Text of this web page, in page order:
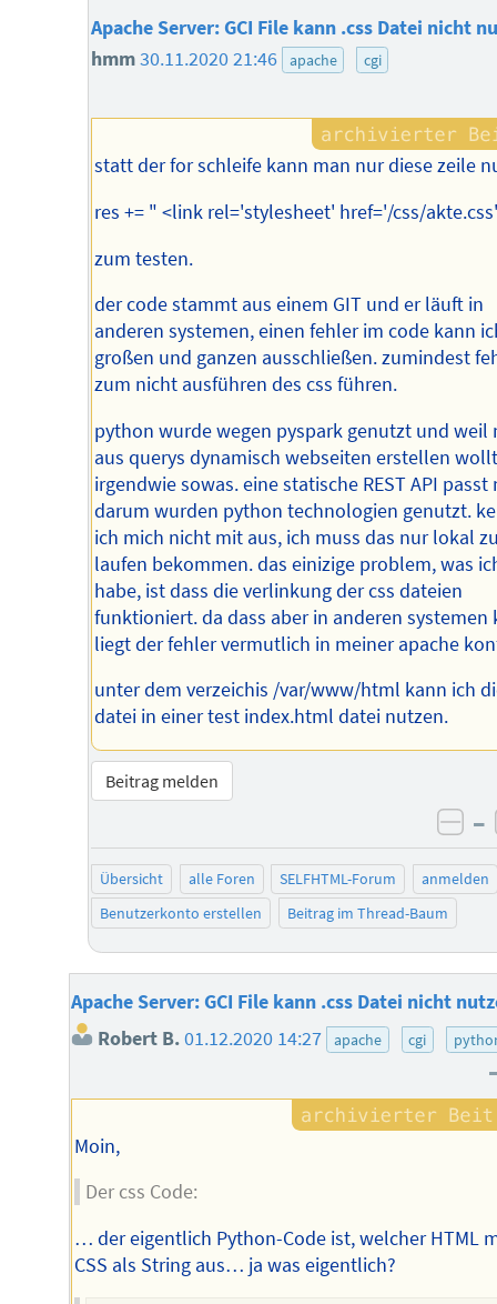
Apache Server: GCI File kann .css Datei nicht
hmm30.11.2020 21:46 apache cgi
statt der for schleife kann man nur diese zeile
res += " <link rel='stylesheet' href='/css/
zum testen.
der code stammt aus einem GIT und er läuft in
anderen systemen, einen fehler im code kann
großen und ganzen ausschließen. zumindest
zum nicht ausführen des css führen.
python wurde wegen pyspark genutzt und weil
aus querys dynamisch webseiten erstellen
irgendwie sowas. eine statische REST API passt
darum wurden python technologien genutzt.
ich mich nicht mit aus, ich muss das nur lokal
laufen bekommen. das einizige problem, was
habe, ist dass die verlinkung der css dateien
funktioniert. da dass aber in anderen systemen
liegt der fehler vermutlich in meiner apache
unter dem verzeichis /var/www/html kann ich
datei in einer test index.html datei nutzen.
Beitrag melden
–
Übersicht alle Foren SELFHTML-Forum
anmelden
Benutzerkonto erstellen
Beitrag im Thread-Baum
Apache Server: GCI File kann .css Datei nicht
Robert B.01.12.2020 14:27 apache cgi
Moin,
Der css Code:
… der eigentlich Python-Code ist, welcher HTML
CSS als String aus… ja was eigentlich?